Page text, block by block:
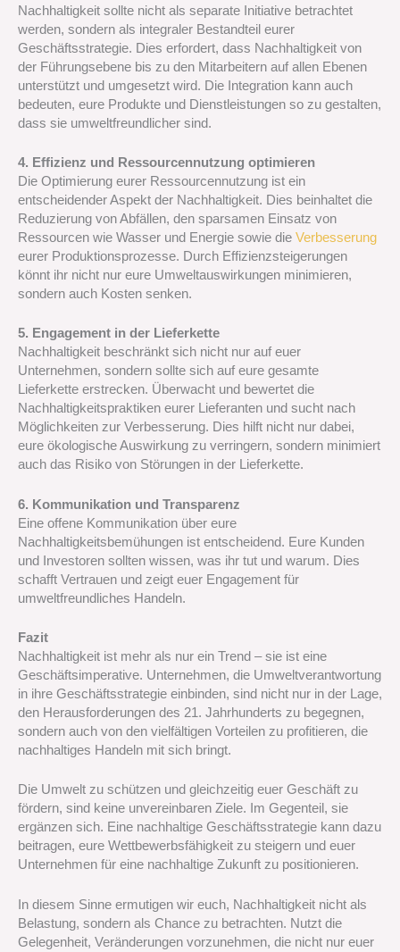
Nachhaltigkeit sollte nicht als separate Initiative betrachtet
werden, sondern als integraler Bestandteil eurer
Geschäftsstrategie. Dies erfordert, dass Nachhaltigkeit von
der Führungsebene bis zu den Mitarbeitern auf allen Ebenen
unterstützt und umgesetzt wird. Die Integration kann auch
bedeuten, eure Produkte und Dienstleistungen so zu gestalten,
dass sie umweltfreundlicher sind.
4. Effizienz und Ressourcennutzung optimieren
Die Optimierung eurer Ressourcennutzung ist ein
entscheidender Aspekt der Nachhaltigkeit. Dies beinhaltet die
Reduzierung von Abfällen, den sparsamen Einsatz von
Ressourcen wie Wasser und Energie sowie die Verbesserung
eurer Produktionsprozesse. Durch Effizienzsteigerungen
könnt ihr nicht nur eure Umweltauswirkungen minimieren,
sondern auch Kosten senken.
5. Engagement in der Lieferkette
Nachhaltigkeit beschränkt sich nicht nur auf euer
Unternehmen, sondern sollte sich auf eure gesamte
Lieferkette erstrecken. Überwacht und bewertet die
Nachhaltigkeitspraktiken eurer Lieferanten und sucht nach
Möglichkeiten zur Verbesserung. Dies hilft nicht nur dabei,
eure ökologische Auswirkung zu verringern, sondern minimiert
auch das Risiko von Störungen in der Lieferkette.
6. Kommunikation und Transparenz
Eine offene Kommunikation über eure
Nachhaltigkeitsbemühungen ist entscheidend. Eure Kunden
und Investoren sollten wissen, was ihr tut und warum. Dies
schafft Vertrauen und zeigt euer Engagement für
umweltfreundliches Handeln.
Fazit
Nachhaltigkeit ist mehr als nur ein Trend – sie ist eine
Geschäftsimperative. Unternehmen, die Umweltverantwortung
in ihre Geschäftsstrategie einbinden, sind nicht nur in der Lage,
den Herausforderungen des 21. Jahrhunderts zu begegnen,
sondern auch von den vielfältigen Vorteilen zu profitieren, die
nachhaltiges Handeln mit sich bringt.
Die Umwelt zu schützen und gleichzeitig euer Geschäft zu
fördern, sind keine unvereinbaren Ziele. Im Gegenteil, sie
ergänzen sich. Eine nachhaltige Geschäftsstrategie kann dazu
beitragen, eure Wettbewerbsfähigkeit zu steigern und euer
Unternehmen für eine nachhaltige Zukunft zu positionieren.
In diesem Sinne ermutigen wir euch, Nachhaltigkeit nicht als
Belastung, sondern als Chance zu betrachten. Nutzt die
Gelegenheit, Veränderungen vorzunehmen, die nicht nur euer